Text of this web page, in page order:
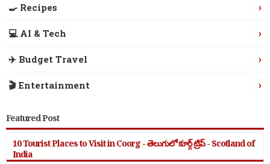
🍳 Recipes ›
💻 AI & Tech ›
✈️ Budget Travel ›
🎬 Entertainment ›
Featured Post
10 Tourist Places to Visit in Coorg - తెలుగులో కూర్గ్ ట్రిప్ - Scotland of
India